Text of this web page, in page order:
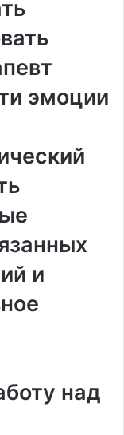
эмоции
и
над